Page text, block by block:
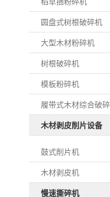
圆盘式树根破碎机
大型木材粉碎机
树根破碎机
模板粉碎机
履带式木材综合破
木材剥皮削片设备
鼓式削片机
木材剥皮机
慢速撕碎机